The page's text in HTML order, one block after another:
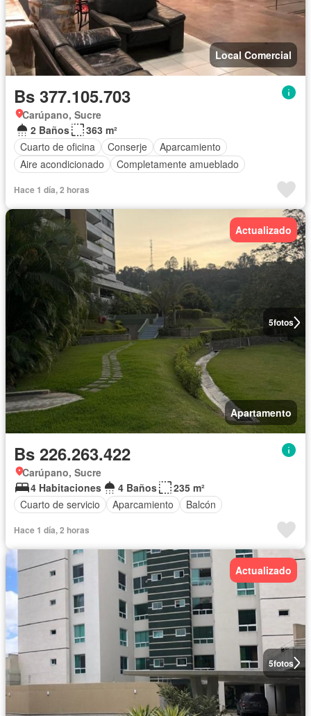
Local Comercial
Bs 377.105.703
Carúpano, Sucre
2 Baños
363 m²
Cuarto de oficina
Conserje
Aparcamiento
Aire acondicionado
Completamente amueblado
Hace 1 día, 2 horas
5fotos
Actualizado
Apartamento
Bs 226.263.422
Carúpano, Sucre
4 Habitaciones
4 Baños
235 m²
Cuarto de servicio
Aparcamiento Balcón
Hace 1 día, 2 horas
5fotos
Actualizado